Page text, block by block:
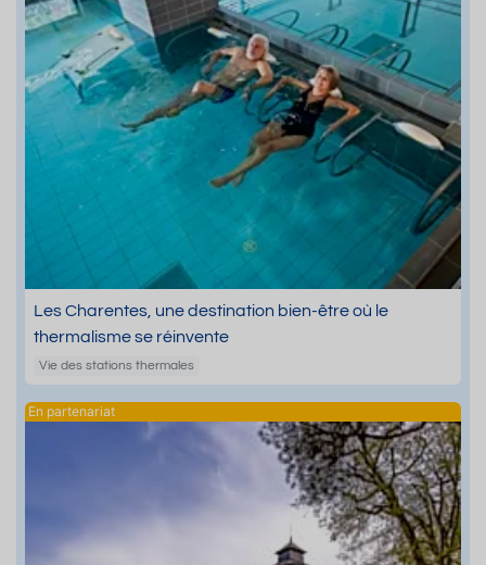
Les Charentes, une destination bien-être où le
thermalisme se réinvente
Vie des stations thermales